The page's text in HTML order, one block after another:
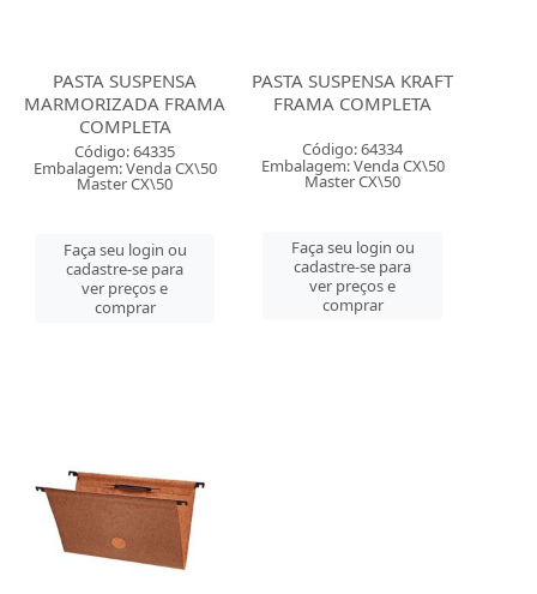
PASTA SUSPENSA
MARMORIZADA FRAMA
COMPLETA
Código: 64335
Embalagem: Venda CX\50
Master CX\50
Faça seu login ou
cadastre-se para
ver preços e
comprar
PASTA SUSPENSA KRAFT
FRAMA COMPLETA
Código: 64334
Embalagem: Venda CX\50
Master CX\50
Faça seu login ou
cadastre-se para
ver preços e
comprar